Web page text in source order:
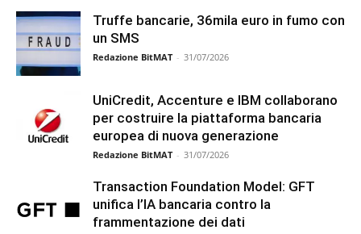
Truffe bancarie, 36mila euro in fumo con
un SMS
Redazione BitMAT - 31/07/2026
UniCredit, Accenture e IBM collaborano
per costruire la piattaforma bancaria
europea di nuova generazione
Redazione BitMAT - 31/07/2026
Transaction Foundation Model: GFT
unifica l’IA bancaria contro la
frammentazione dei dati